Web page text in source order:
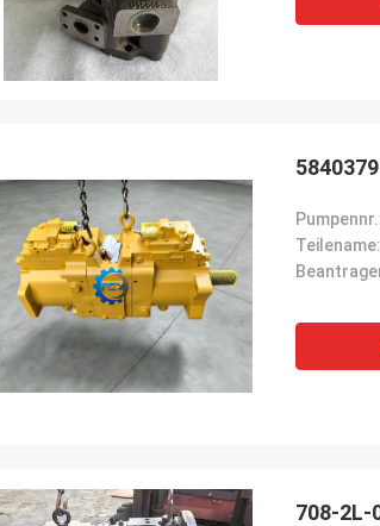
Teilename:
708-2L-